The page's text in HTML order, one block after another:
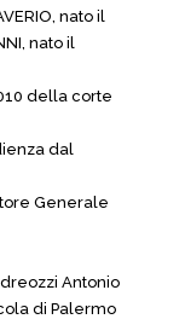
nato il
nato il
della corte
dal
Generale
Antonio
di Palermo